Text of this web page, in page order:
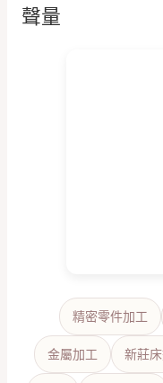
聲量
精密零件加工
金屬加工 新莊